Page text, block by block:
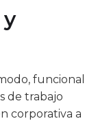
funcional
de trabajo
corporativa a